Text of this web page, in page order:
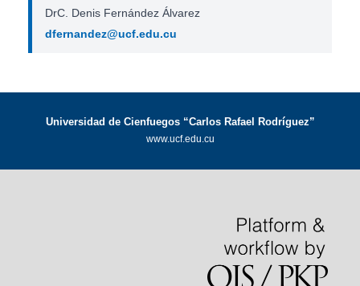
DrC. Denis Fernández Álvarez
dfernandez@ucf.edu.cu
Universidad de Cienfuegos “Carlos Rafael Rodríguez”
www.ucf.edu.cu